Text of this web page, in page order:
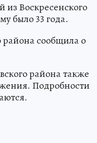
Воскресенского
было 33 года.
сообщила о
района также
Подробности